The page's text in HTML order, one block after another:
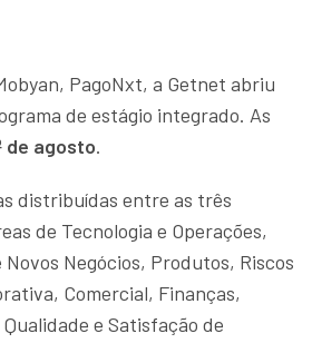
PagoNxt, a Getnet abriu
de estágio integrado. As
de agosto.
distribuídas entre as três
de Tecnologia e Operações,
Negócios, Produtos, Riscos
Comercial, Finanças,
e Satisfação de